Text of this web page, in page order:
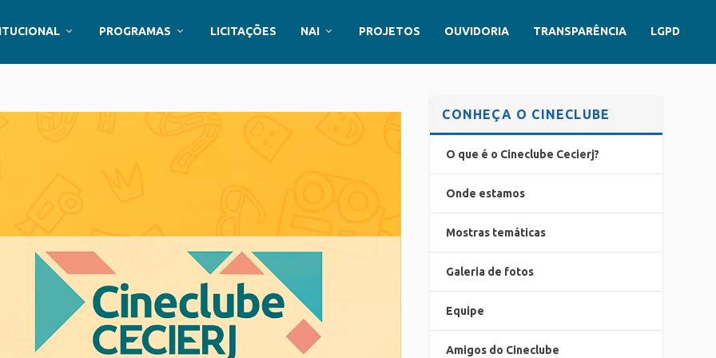
PROGRAMAS LICITAÇÕES NAI PROJETOS OUVIDORIA TRANSPARÊNCIA LGPD
CONHEÇA O CINECLUBE
O que é o Cineclube Cecierj?
Onde estamos
Mostras temáticas
Galeria de fotos
Equipe
Amigos do Cineclube